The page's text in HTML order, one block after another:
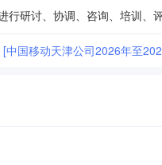
[中国移动天津公司2026年至